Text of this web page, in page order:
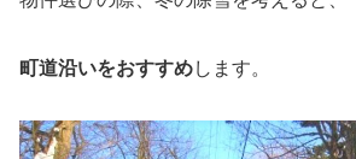
町道沿いをおすすめします。